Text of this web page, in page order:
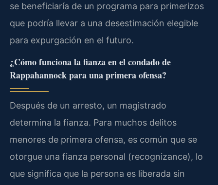
se beneficiaría de un programa para primerizos
que podría llevar a una desestimación elegible
para expurgación en el futuro.
¿Cómo funciona la fianza en el condado de
Rappahannock para una primera ofensa?
Después de un arresto, un magistrado
determina la fianza. Para muchos delitos
menores de primera ofensa, es común que se
otorgue una fianza personal (recognizance), lo
que significa que la persona es liberada sin